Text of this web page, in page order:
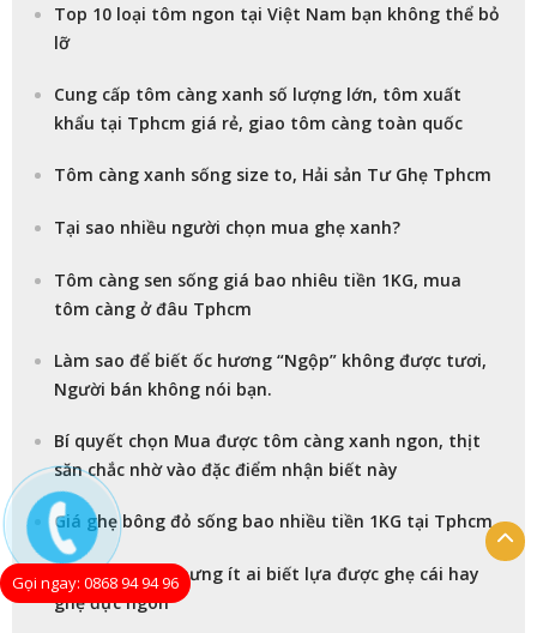
Top 10 loại tôm ngon tại Việt Nam bạn không thể bỏ
lỡ
Cung cấp tôm càng xanh số lượng lớn, tôm xuất
khẩu tại Tphcm giá rẻ, giao tôm càng toàn quốc
Tôm càng xanh sống size to, Hải sản Tư Ghẹ Tphcm
Tại sao nhiều người chọn mua ghẹ xanh?
Tôm càng sen sống giá bao nhiêu tiền 1KG, mua
tôm càng ở đâu Tphcm
Làm sao để biết ốc hương “Ngộp” không được tươi,
Người bán không nói bạn.
Bí quyết chọn Mua được tôm càng xanh ngon, thịt
săn chắc nhờ vào đặc điểm nhận biết này
Giá ghẹ bông đỏ sống bao nhiều tiền 1KG tại Tphcm
Ăn ghẹ nhiều nhưng ít ai biết lựa được ghẹ cái hay
ghẹ đực ngon
Gọi ngay: 0868 94 94 96